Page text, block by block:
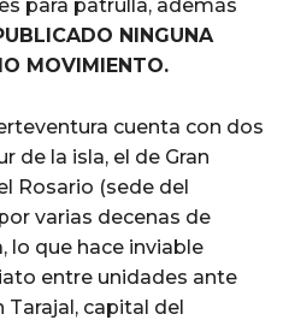
para patrulla, además
NINGUNA
MOVIMIENTO.
cuenta con dos
de la isla, el de Gran
Rosario (sede del
varias decenas de
lo que hace inviable
entre unidades ante
Tarajal, capital del